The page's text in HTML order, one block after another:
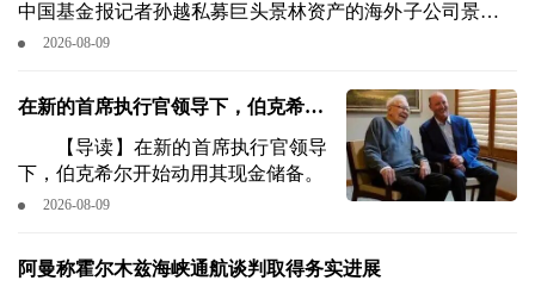
中国基金报记者孙越私募巨头景林资产的海外子公司景林
资产管理香港有限公司（以下简称景林香港公司），8月7
2026-08-09
在新的首席执行官领导下，伯克希尔
开始动用其现金储备
【导读】在新的首席执行官领导
下，伯克希尔开始动用其现金储备。
2026-08-09
阿曼称霍尔木兹海峡通航谈判取得务实进展